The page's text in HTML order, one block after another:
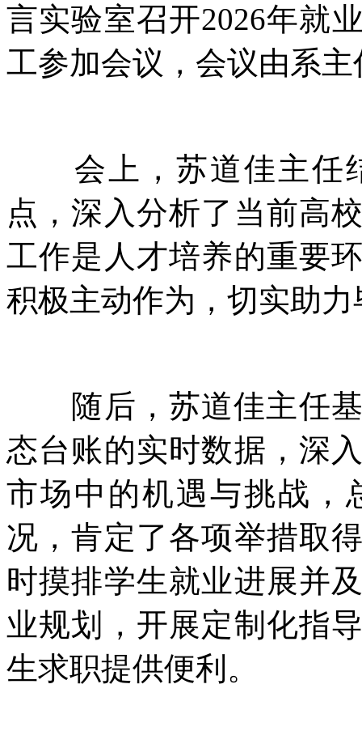
言实验室召开2026年就
工参加会议，会议由系
会上，苏道佳主任
点，深入分析了当前高
工作是人才培养的重要
积极主动作为，切实助
随后，苏道佳主任基
态台账的实时数据，深
市场中的机遇与挑战，
况，肯定了各项举措取
时摸排学生就业进展并
业规划，开展定制化指
生求职提供便利。